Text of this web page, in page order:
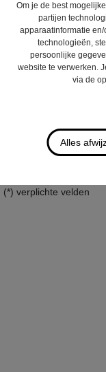
E-mail van de
Ik wens de
Door dit formulier te
(*) verplichte velden
Om je de best
partijen
apparaatinformatie
technologieën,
persoonlijke
website te verwerken.
via de
Alles